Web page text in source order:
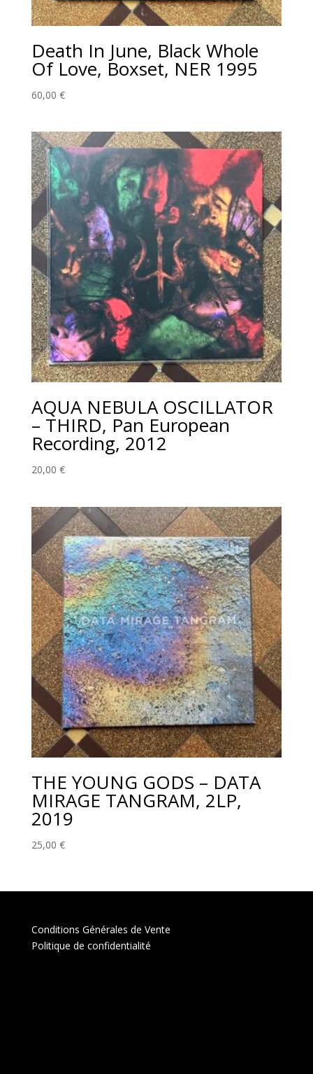
Death In June, Black Whole
Of Love, Boxset, NER 1995
60,00 €
AQUA NEBULA OSCILLATOR
– THIRD, Pan European
Recording, 2012
20,00 €
THE YOUNG GODS – DATA
MIRAGE TANGRAM, 2LP,
2019
25,00 €
Conditions Générales de Vente
Politique de confidentialité